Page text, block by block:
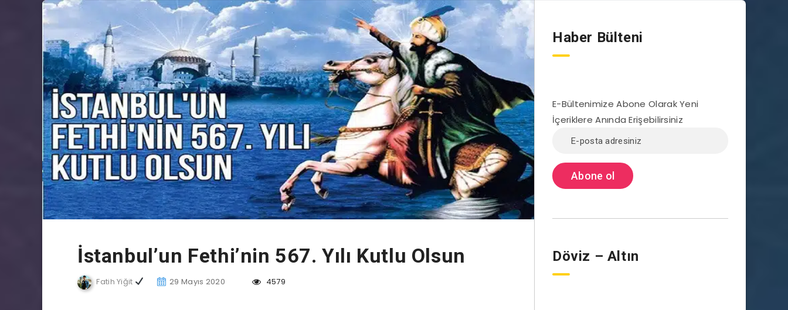
İstanbul’un Fethi’nin 567. Yılı Kutlu Olsun
Fatih Yiğit 29 Mayıs 2020 4579
Haber Bülteni
E-Bültenimize Abone Olarak Yeni
İçeriklere Anında Erişebilirsiniz
Döviz – Altın